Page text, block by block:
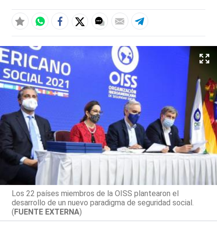
Los 22 países miembros de la OISS plantearon el
desarrollo de un nuevo paradigma de seguridad social.
(FUENTE EXTERNA)